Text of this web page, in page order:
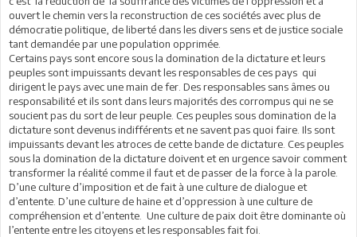
ouvert le chemin vers la reconstruction de ces sociétés avec plus de
démocratie politique, de liberté dans les divers sens et de justice sociale
tant demandée par une population opprimée.
Certains pays sont encore sous la domination de la dictature et leurs
peuples sont impuissants devant les responsables de ces pays qui
dirigent le pays avec une main de fer. Des responsables sans âmes ou
responsabilité et ils sont dans leurs majorités des corrompus qui ne se
soucient pas du sort de leur peuple. Ces peuples sous domination de la
dictature sont devenus indifférents et ne savent pas quoi faire. Ils sont
impuissants devant les atroces de cette bande de dictature. Ces peuples
sous la domination de la dictature doivent et en urgence savoir comment
transformer la réalité comme il faut et de passer de la force à la parole.
D’une culture d’imposition et de fait à une culture de dialogue et
d’entente. D’une culture de haine et d’oppression à une culture de
compréhension et d’entente. Une culture de paix doit être dominante où
l’entente entre les citoyens et les responsables fait foi.